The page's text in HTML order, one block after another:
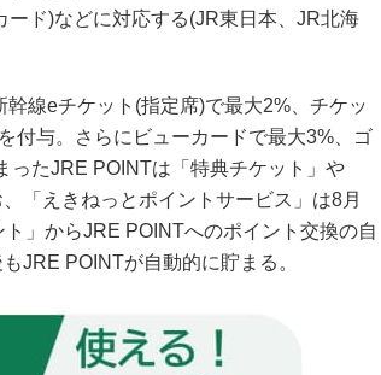
ド)などに対応する(JR東日本、JR北海
線eチケット(指定席)で最大2%、チケッ
付与。さらにビューカードで最大3%、ゴ
ったJRE POINTは「特典チケット」や
「えきねっとポイントサービス」は8月
」からJRE POINTへのポイント交換の自
JRE POINTが自動的に貯まる。